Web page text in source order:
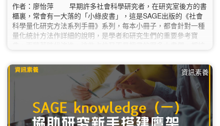
作者：廖怡萍 早期許多社會科學研究者，在研究室後方的書
櫃裏，常會有一大落的「小綠皮書」，這是SAGE出版的《社會
科學量化研究方法系列手冊》系列，每本小冊子，都會針對一種
量化統計方法作詳細的說明，是學者和研究生們的重要參考寶
了。 據廠商提供資料，SAGE knowledge是為社會科學研究
領域學者所設計的電子書庫，總計超過4,200多種書籍，包含著
資訊素養